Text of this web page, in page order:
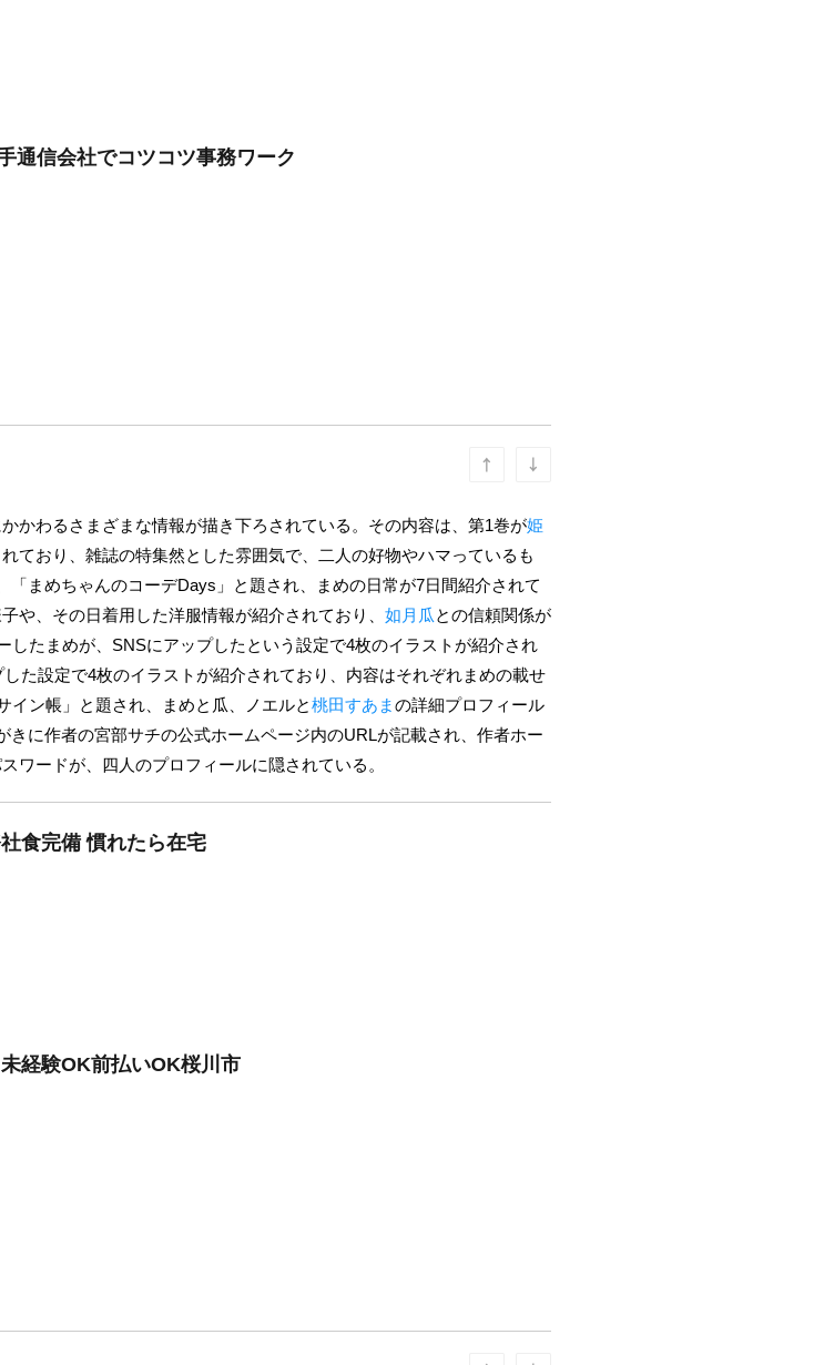
通信会社でコツコツ事務ワーク
かわるさまざまな情報が描き下ろされている。その内容は、第1巻が姫
ており、雑誌の特集然とした雰囲気で、二人の好物やハマっているも
まめちゃんのコーデDays」と題され、まめの日常が7日間紹介されて
や、その日着用した洋服情報が紹介されており、 如月瓜 との信頼関係が
したまめが、SNSにアップしたという設定で4枚のイラストが紹介され
た設定で4枚のイラストが紹介されており、内容はそれぞれまめの載せ
イン帳」と題され、まめと瓜、ノエルと桃田すあまの詳細プロフィール
に作者の宮部サチの公式ホームページ内のURLが記載され、作者ホー
ワードが、四人のプロフィールに隠されている。
食完備 慣れたら在宅
経験OK前払いOK桜川市